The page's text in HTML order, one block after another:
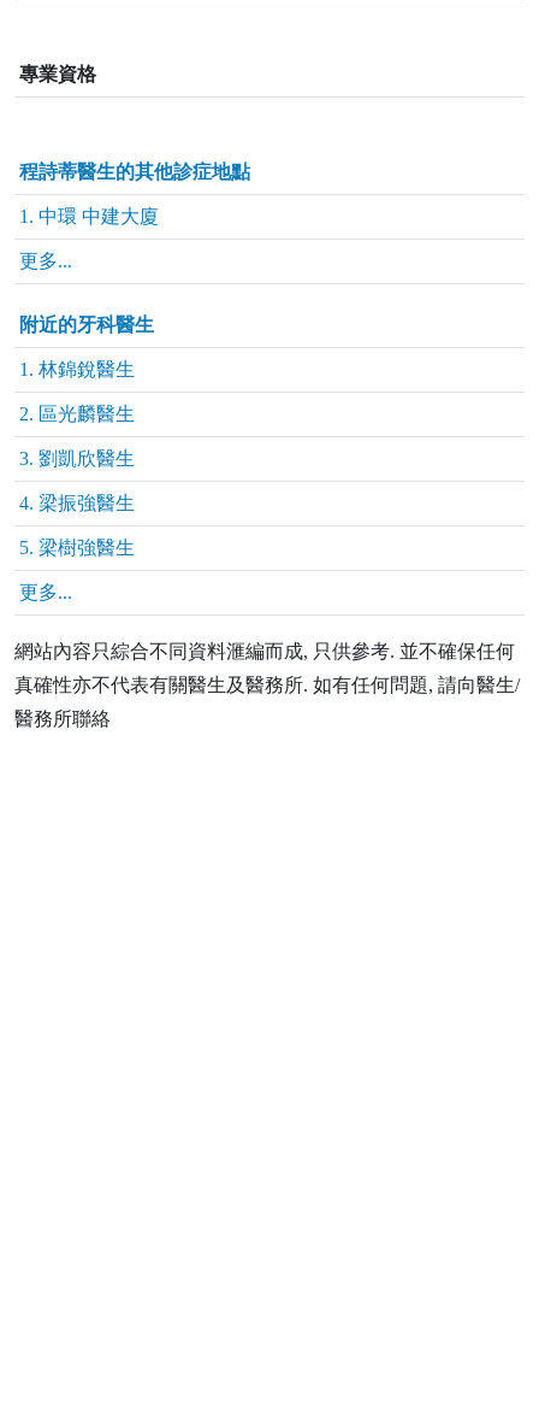
專業資格
程詩蒂醫生的其他診症地點
1. 中環 中建大廈
更多...
附近的牙科醫生
1. 林錦銳醫生
2. 區光麟醫生
3. 劉凱欣醫生
4. 梁振強醫生
5. 梁樹強醫生
更多...
網站內容只綜合不同資料滙編而成, 只供參考. 並不確保任何
真確性亦不代表有關醫生及醫務所. 如有任何問題, 請向醫生/
醫務所聯絡